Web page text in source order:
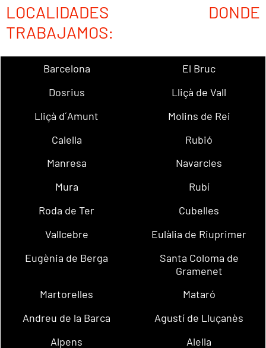
LOCALIDADES DONDE
TRABAJAMOS:
Barcelona
El Bruc
Dosrius
Lliçà de Vall
Lliçà d´Amunt
Molins de Rei
Calella
Rubió
Manresa
Navarcles
Mura
Rubí
Roda de Ter
Cubelles
Vallcebre
Eulàlia de Riuprimer
Eugènia de Berga
Santa Coloma de
Gramenet
Martorelles
Mataró
Andreu de la Barca
Agustí de Lluçanès
Alpens
Alella